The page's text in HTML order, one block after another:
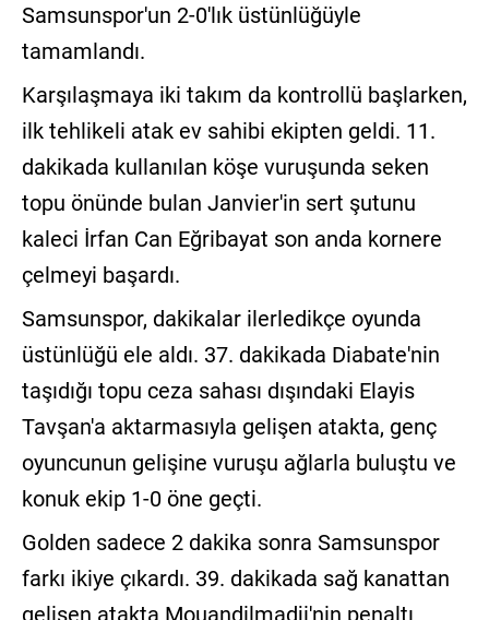
Samsunspor'un 2-0'lık üstünlüğüyle
tamamlandı.
Karşılaşmaya iki takım da kontrollü başlarken,
ilk tehlikeli atak ev sahibi ekipten geldi. 11.
dakikada kullanılan köşe vuruşunda seken
topu önünde bulan Janvier'in sert şutunu
kaleci İrfan Can Eğribayat son anda kornere
çelmeyi başardı.
Samsunspor, dakikalar ilerledikçe oyunda
üstünlüğü ele aldı. 37. dakikada Diabate'nin
taşıdığı topu ceza sahası dışındaki Elayis
Tavşan'a aktarmasıyla gelişen atakta, genç
oyuncunun gelişine vuruşu ağlarla buluştu ve
konuk ekip 1-0 öne geçti.
Golden sadece 2 dakika sonra Samsunspor
farkı ikiye çıkardı. 39. dakikada sağ kanattan
gelişen atakta Mouandilmadji'nin penaltı